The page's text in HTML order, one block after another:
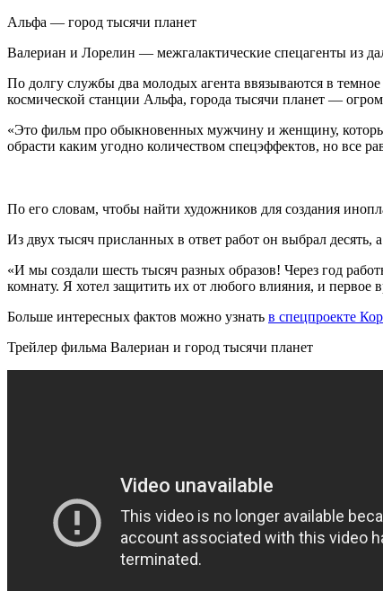
Альфа — город тысячи планет
Валериан и Лорелин — межгалактические спецагенты из
По долгу службы два молодых агента ввязываются в
космической станции Альфа, города тысячи планет —
«Это фильм про обыкновенных мужчину и женщину,
обрасти каким угодно количеством спецэффектов, но все
По его словам, чтобы найти художников для создания
Из двух тысяч присланных в ответ работ он выбрал
«И мы создали шесть тысяч разных образов! Через год
комнату. Я хотел защитить их от любого влияния, и первое
Больше интересных фактов можно узнать в спецпроекте
Трейлер фильма Валериан и город тысячи планет